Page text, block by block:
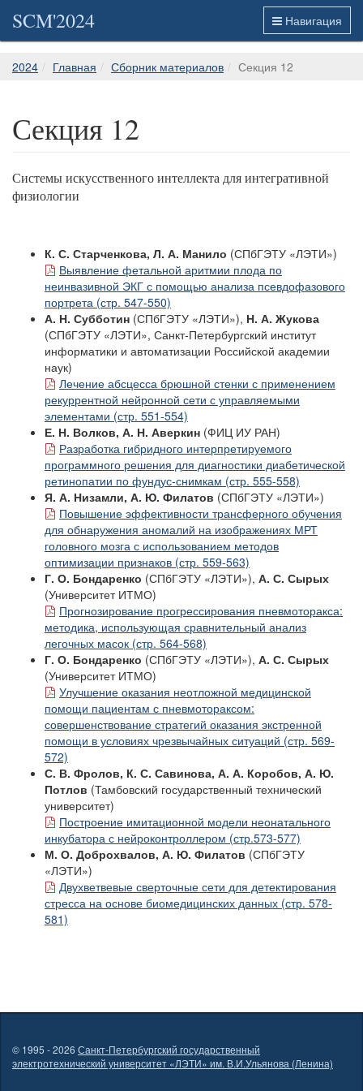
Навигация
SCM'2024
2024 Главная Сборник материалов Секция 12
Секция 12
Системы искусственного интеллекта для интегративной
физиологии
К. С. Старченкова, Л. А. Манило (СПбГЭТУ «ЛЭТИ»)
Выявление фетальной аритмии плода по
неинвазивной ЭКГ с помощью анализа псевдофазового
портрета (стр. 547-550)
А. Н. Субботин (СПбГЭТУ «ЛЭТИ»), Н. А. Жукова
(СПбГЭТУ «ЛЭТИ», Санкт-Петербургский институт
информатики и автоматизации Российской академии
наук)
Лечение абсцесса брюшной стенки с применением
рекуррентной нейронной сети с управляемыми
элементами (стр. 551-554)
Е. Н. Волков, А. Н. Аверкин (ФИЦ ИУ РАН)
Разработка гибридного интерпретируемого
программного решения для диагностики диабетической
ретинопатии по фундус-снимкам (стр. 555-558)
Я. А. Низамли, А. Ю. Филатов (СПбГЭТУ «ЛЭТИ»)
Повышение эффективности трансферного обучения
для обнаружения аномалий на изображениях МРТ
головного мозга с использованием методов
оптимизации признаков (стр. 559-563)
Г. О. Бондаренко (СПбГЭТУ «ЛЭТИ»), А. С. Сырых
(Университет ИТМО)
Прогнозирование прогрессирования пневмоторакса:
методика, использующая сравнительный анализ
легочных масок (стр. 564-568)
Г. О. Бондаренко (СПбГЭТУ «ЛЭТИ»), А. С. Сырых
(Университет ИТМО)
Улучшение оказания неотложной медицинской
помощи пациентам с пневмотораксом:
совершенствование стратегий оказания экстренной
помощи в условиях чрезвычайных ситуаций (стр. 569-
572)
С. В. Фролов, К. С. Савинова, А. А. Коробов, А. Ю.
Потлов (Тамбовский государственный технический
университет)
Построение имитационной модели неонатального
инкубатора с нейроконтроллером (стр.573-577)
М. О. Доброхвалов, А. Ю. Филатов (СПбГЭТУ
«ЛЭТИ»)
Двухветвевые сверточные сети для детектирования
стресса на основе биомедицинских данных (стр. 578-
581)
© 1995 - 2026 Санкт-Петербургский государственный
электротехнический университет «ЛЭТИ» им. В.И.Ульянова (Ленина)